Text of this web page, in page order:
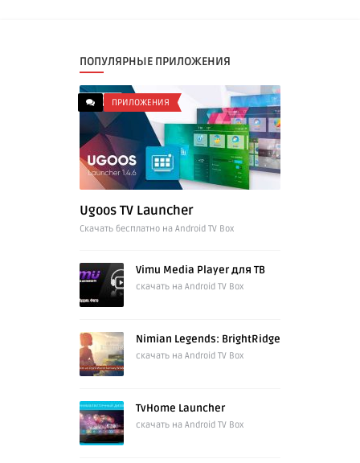
ПОПУЛЯРНЫЕ ПРИЛОЖЕНИЯ
ПРИЛОЖЕНИЯ
Ugoos TV Launcher
Cкачать бесплатно на Android TV Box
Vimu Media Player для ТВ
скачать на Android TV Box
Nimian Legends: BrightRidge
скачать на Android TV Box
TvHome Launcher
скачать на Android TV Box